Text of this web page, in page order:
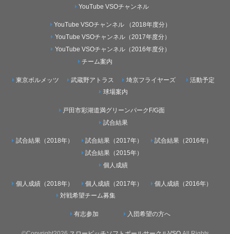
YouTube VSOチャンネル
YouTube VSOチャンネル （2018年度分）
YouTube VSOチャンネル（2017年度分）
YouTube VSOチャンネル（2016年度分）
チーム案内
東京ボルメッツ 武蔵野アトラス 埼京フライヤーズ
活動予定
球場案内
戸田市彩湖道満グリーンパークF/G面
試合結果
試合結果（2018年） 試合結果（2017年）
試合結果（2016年）
試合結果（2015年）
個人成績
個人成績（2018年） 個人成績（2017年）
個人成績（2016年）
対戦希望チーム募集
有志参加 入団希望の方へ